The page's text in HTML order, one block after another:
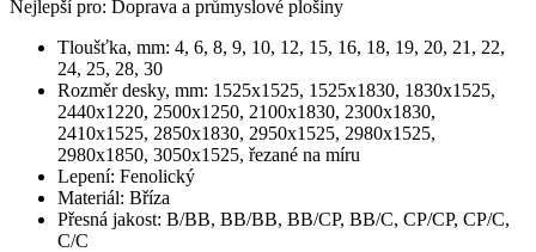
Nejlepší pro: Doprava a průmyslové plošiny
Tloušťka, mm: 4, 6, 8, 9, 10, 12, 15, 16, 18, 19, 20, 21, 22,
24, 25, 28, 30
Rozměr desky, mm: 1525х1525, 1525х1830, 1830х1525,
2440х1220, 2500x1250, 2100х1830, 2300х1830,
2410х1525, 2850х1830, 2950х1525, 2980х1525,
2980х1850, 3050х1525, řezané na míru
Lepení: Fenolický
Materiál: Bříza
Přesná jakost: В/ВВ, ВВ/ВВ, ВB/CP, BB/C, CP/CP, CP/C,
С/С